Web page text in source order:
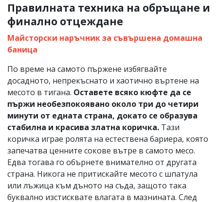
Правилната техника на обръщане и
финално отцеждане
Майсторски наръчник за съвършена домашна
баница
По време на самото пържене избягвайте
досадното, непрекъснато и хаотично въртене на
месото в тигана. Оставете всяко кюфте да се
пържи необезпокоявано около три до четири
минути от едната страна, докато се образува
стабилна и красива златна коричка. Тази
коричка играе ролята на естествена бариера, която
запечатва ценните сокове вътре в самото месо.
Едва тогава го обърнете внимателно от другата
страна. Никога не притискайте месото с шпатула
или лъжица към дъното на съда, защото така
буквално изстисквате влагата в мазнината. След